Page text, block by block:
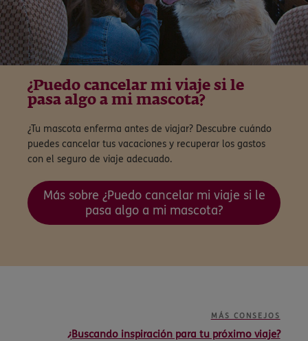
¿Puedo cancelar mi viaje si le
pasa algo a mi mascota?
¿Tu mascota enferma antes de viajar? Descubre cuándo
puedes cancelar tus vacaciones y recuperar los gastos
con el seguro de viaje adecuado.
Más sobre ¿Puedo cancelar mi viaje si le
pasa algo a mi mascota?
MÁS CONSEJOS
¿Buscando inspiración para tu próximo viaje?